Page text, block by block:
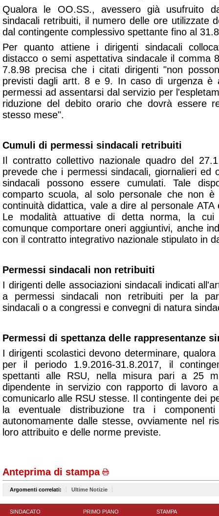
Qualora le OO.SS., avessero già usufruito
sindacali retribuiti, il numero delle ore utilizzate
dal contingente complessivo spettante fino al
Per quanto attiene i dirigenti sindacali
distacco o semi aspettativa sindacale il comma
7.8.98 precisa che i citati dirigenti "non
previsti dagli artt. 8 e 9. In caso di urgenza è
permessi ad assentarsi dal servizio per
riduzione del debito orario che dovrà essere
stesso mese".
Cumuli di permessi sindacali retribuiti
Il contratto collettivo nazionale quadro del
prevede che i permessi sindacali, giornalieri ed
sindacali possono essere cumulati. Tale
comparto scuola, al solo personale che non
continuità didattica, vale a dire al personale ATA
Le modalità attuative di detta norma, la cui
comunque comportare oneri aggiuntivi, anche
con il contratto integrativo nazionale stipulato in
Permessi sindacali non retribuiti
I dirigenti delle associazioni sindacali indicati
a permessi sindacali non retribuiti per la
sindacali o a congressi e convegni di natura
Permessi di spettanza delle rappresentanze
I dirigenti scolastici devono determinare,
per il periodo 1.9.2016-31.8.2017, il
spettanti alle RSU, nella misura pari a 25
dipendente in servizio con rapporto di lavoro
comunicarlo alle RSU stesse. Il contingente dei
la eventuale distribuzione tra i
autonomamente dalle stesse, ovviamente nel
loro attribuito e delle norme previste.
Anteprima di stampa
Argomenti correlati: Ultime Notizie
SINDACATO PRIMO PIANO STAMPA